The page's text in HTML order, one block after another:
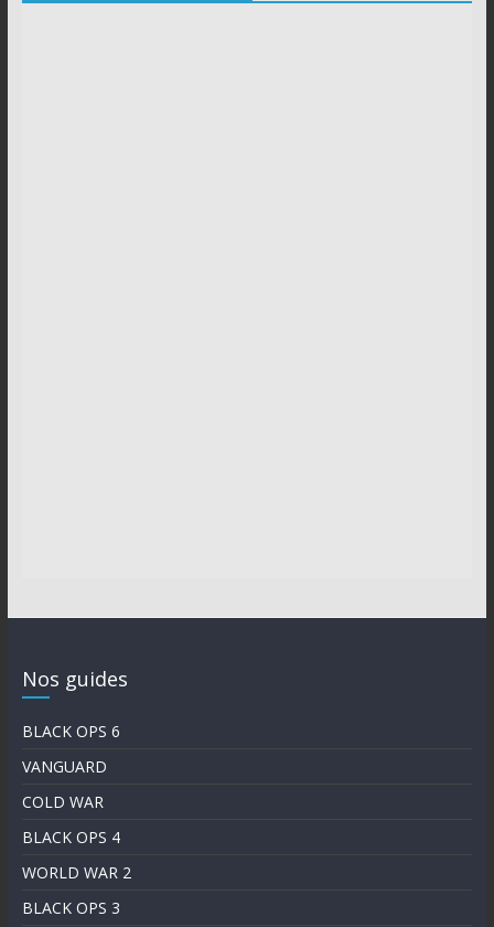
Nos guides
BLACK OPS 6
VANGUARD
COLD WAR
BLACK OPS 4
WORLD WAR 2
BLACK OPS 3